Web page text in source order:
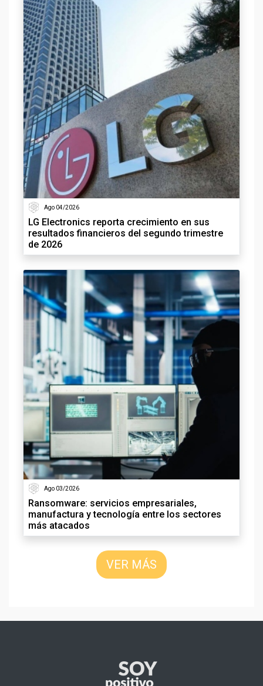
Ago 04/2026
LG Electronics reporta crecimiento en sus
resultados financieros del segundo trimestre
de 2026
Ago 03/2026
Ransomware: servicios empresariales,
manufactura y tecnología entre los sectores
más atacados
VER MÁS